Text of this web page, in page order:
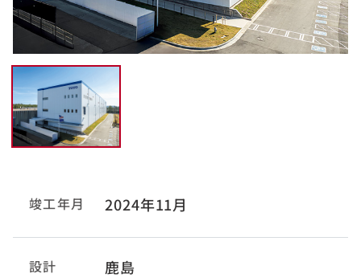
竣工年月 2024年11月
設計 鹿島